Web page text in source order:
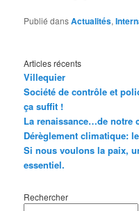
Publié dansActualités,
Articles récents
Villequier
Société de contrôle et
ça suffit !
La renaissance…de notre
Dérèglement climatique:
Si nous voulons la paix,
essentiel.
Rechercher